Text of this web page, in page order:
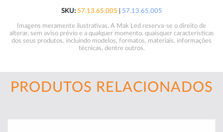
SKU: 57.13.65.005 57.13.65.005
Imagens meramente ilustrativas. A Mak Led reserva-se o direito de
alterar, sem aviso prévio e a qualquer momento, quaisquer características
dos seus produtos, incluindo modelos, formatos, materiais, informações
técnicas, dentre outros.
PRODUTOS RELACIONADOS